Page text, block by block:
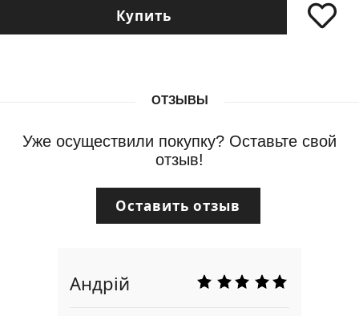
Купить
ОТЗЫВЫ
Уже осуществили покупку? Оставьте свой
отзыв!
Оставить отзыв
Андрій